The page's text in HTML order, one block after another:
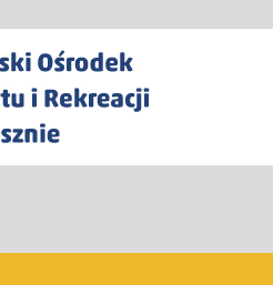
i Rekreacji w